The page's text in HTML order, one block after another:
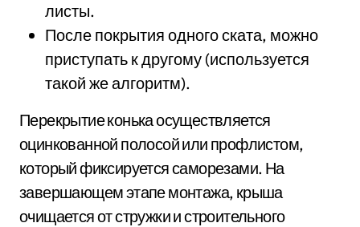
листы.
После покрытия одного ската, можно
приступать к другому (используется
такой же алгоритм).
Перекрытие конька осуществляется
оцинкованной полосой или профлистом,
который фиксируется саморезами. На
завершающем этапе монтажа, крыша
очищается от стружки и строительного